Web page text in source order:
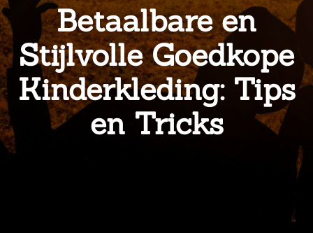
Betaalbare en
Stijlvolle Goedkope
Kinderkleding: Tips
en Tricks